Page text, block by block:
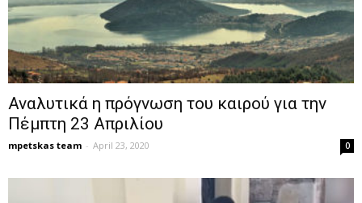
Αναλυτικά η πρόγνωση του καιρού για την
Πέμπτη 23 Απριλίου
mpetskas team - April 23, 2020 0